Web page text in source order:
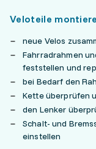
Veloteile
neue Velos
Fahrradrahmen
feststellen und
bei Bedarf den
Kette überprüfen
den Lenker
Schalt- und
einstellen